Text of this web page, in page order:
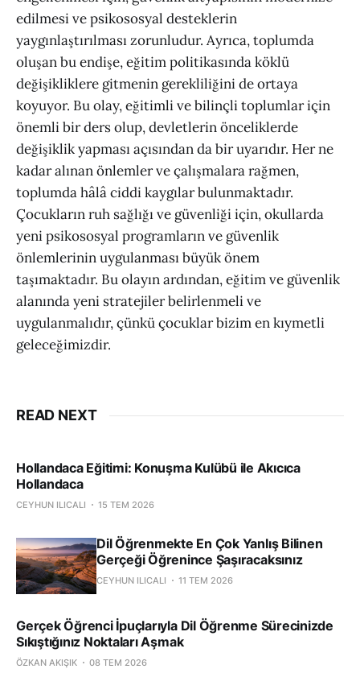
edilmesi ve psikososyal desteklerin
yaygınlaştırılması zorunludur. Ayrıca, toplumda
oluşan bu endişe, eğitim politikasında köklü
değişikliklere gitmenin gerekliliğini de ortaya
koyuyor. Bu olay, eğitimli ve bilinçli toplumlar için
önemli bir ders olup, devletlerin önceliklerde
değişiklik yapması açısından da bir uyarıdır. Her ne
kadar alınan önlemler ve çalışmalara rağmen,
toplumda hâlâ ciddi kaygılar bulunmaktadır.
Çocukların ruh sağlığı ve güvenliği için, okullarda
yeni psikososyal programların ve güvenlik
önlemlerinin uygulanması büyük önem
taşımaktadır. Bu olayın ardından, eğitim ve güvenlik
alanında yeni stratejiler belirlenmeli ve
uygulanmalıdır, çünkü çocuklar bizim en kıymetli
geleceğimizdir.
READ NEXT
Hollandaca Eğitimi: Konuşma Kulübü ile Akıcıca
Hollandaca
CEYHUN ILICALI 15 TEM 2026
Dil Öğrenmekte En Çok Yanlış Bilinen
Gerçeği Öğrenince Şaşıracaksınız
CEYHUN ILICALI 11 TEM 2026
Gerçek Öğrenci İpuçlarıyla Dil Öğrenme Sürecinizde
Sıkıştığınız Noktaları Aşmak
ÖZKAN AKIŞIK 08 TEM 2026